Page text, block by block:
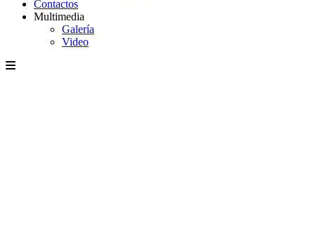
Contactos
Multimedia
Galería
Video